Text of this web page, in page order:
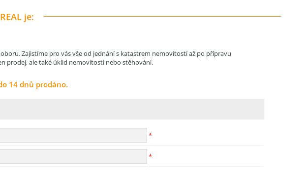
je:
Zajistíme pro vás vše od jednání s katastrem nemovitostí až po přípravu
prodej, ale také úklid nemovitosti nebo stěhování.
14 dnů prodáno.
*
*